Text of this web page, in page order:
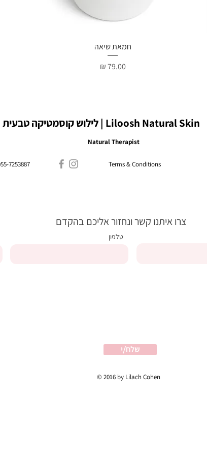
תצוגה מהירה
חמאת שיאה
מחיר‏79.00 ‏₪
Liloosh Natural Skin | לילוש קוסמטיקה טבעית
Natural Therapist
7253887 Terms & Conditions
צרו איתנו קשר ונחזור אליכם בהקדם
טלפון
שלח/י
© 2016 by Lilach Cohen